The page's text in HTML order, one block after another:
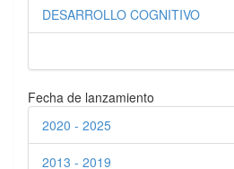
DESARROLLO COGNITIVO
Fecha de lanzamiento
2020 - 2025
2013 - 2019